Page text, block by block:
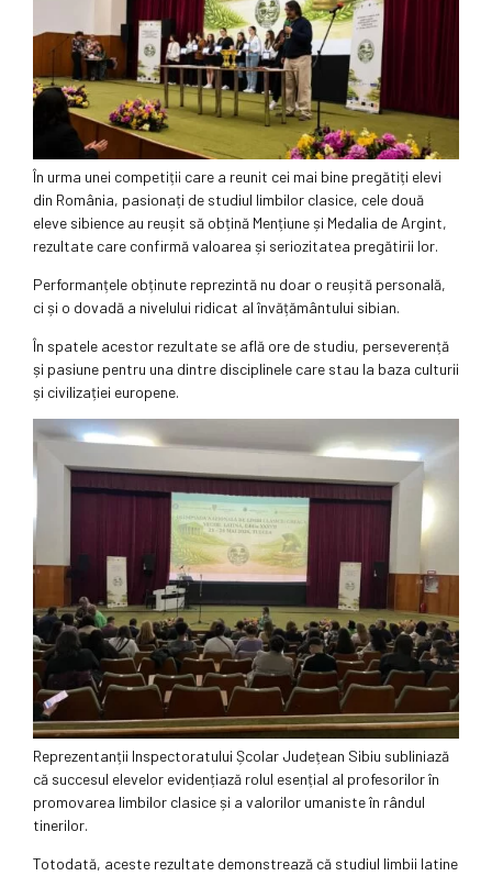
În urma unei competiții care a reunit cei mai bine pregătiți elevi
din România, pasionați de studiul limbilor clasice, cele două
eleve sibience au reușit să obțină Mențiune și Medalia de Argint,
rezultate care confirmă valoarea și seriozitatea pregătirii lor.
Performanțele obținute reprezintă nu doar o reușită personală,
ci și o dovadă a nivelului ridicat al învățământului sibian.
În spatele acestor rezultate se află ore de studiu, perseverență
și pasiune pentru una dintre disciplinele care stau la baza culturii
și civilizației europene.
Reprezentanții Inspectoratului Școlar Județean Sibiu subliniază
că succesul elevelor evidențiază rolul esențial al profesorilor în
promovarea limbilor clasice și a valorilor umaniste în rândul
tinerilor.
Totodată, aceste rezultate demonstrează că studiul limbii latine